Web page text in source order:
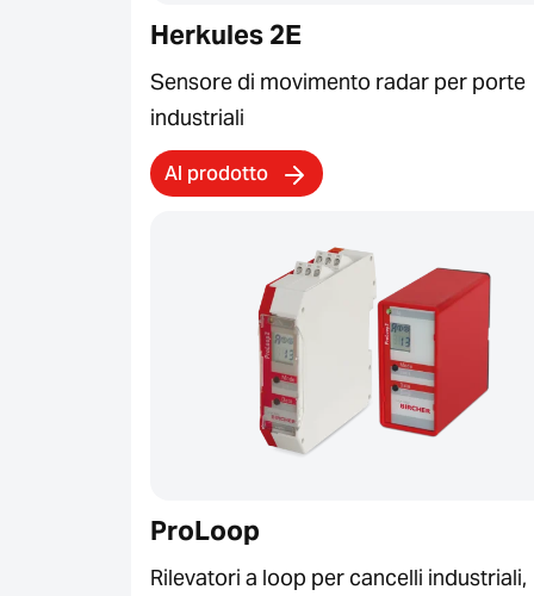
Herkules 2E
Sensore di movimento radar per porte
industriali
Al prodotto
ProLoop
Rilevatori a loop per cancelli industriali,